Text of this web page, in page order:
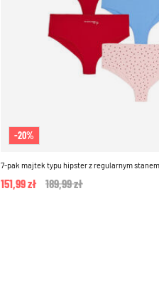
-20%
7-pak majtek typu hipster z regularnym stanem
Price reduced from
189,99 zł
151,99 zł